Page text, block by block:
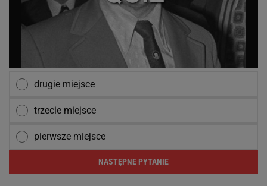
drugie miejsce
trzecie miejsce
pierwsze miejsce
NASTĘPNE PYTANIE